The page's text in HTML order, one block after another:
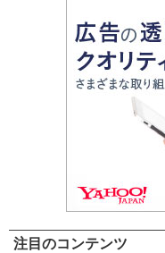
注目のコンテンツ